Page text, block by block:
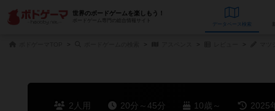
世界のボードゲームを楽しもう！
ボードゲーム専門の総合情報サイト
データベース
2人用 20分～45分 10歳～ 2025